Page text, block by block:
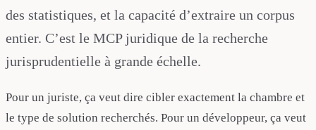
des statistiques, et la capacité d’extraire un corpus
entier. C’est le MCP juridique de la recherche
jurisprudentielle à grande échelle.
Pour un juriste, ça veut dire cibler exactement la chambre et
le type de solution recherchés. Pour un développeur, ça veut